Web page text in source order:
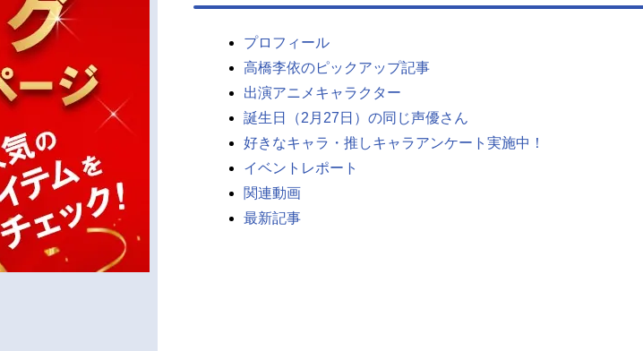
プロフィール
高橋李依のピックアップ記事
出演アニメキャラクター
誕生日（2月27日）の同じ声優さん
好きなキャラ・推しキャラアンケート実施中！
イベントレポート
関連動画
最新記事